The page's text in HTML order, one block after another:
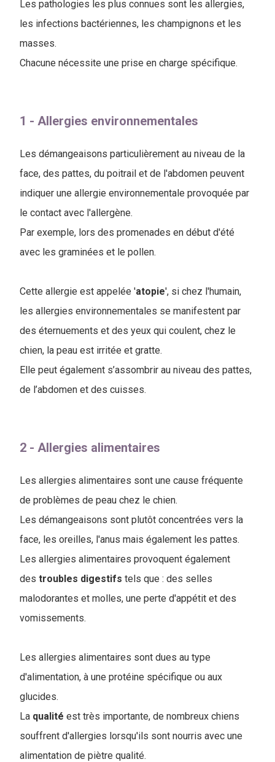
Les pathologies les plus connues sont les allergies,
les infections bactériennes, les champignons et les
masses.
Chacune nécessite une prise en charge spécifique.
1 - Allergies environnementales
Les démangeaisons particulièrement au niveau de la
face, des pattes, du poitrail et de l'abdomen peuvent
indiquer une allergie environnementale provoquée par
le contact avec l'allergène.
Par exemple, lors des promenades en début d'été
avec les graminées et le pollen.
Cette allergie est appelée 'atopie', si chez l'humain,
les allergies environnementales se manifestent par
des éternuements et des yeux qui coulent, chez le
chien, la peau est irritée et gratte.
Elle peut également s’assombrir au niveau des pattes,
de l’abdomen et des cuisses.
2 - Allergies alimentaires
Les allergies alimentaires sont une cause fréquente
de problèmes de peau chez le chien.
Les démangeaisons sont plutôt concentrées vers la
face, les oreilles, l'anus mais également les pattes.
Les allergies alimentaires provoquent également
des troubles digestifs tels que : des selles
malodorantes et molles, une perte d'appétit et des
vomissements.
Les allergies alimentaires sont dues au type
d'alimentation, à une protéine spécifique ou aux
glucides.
La qualité est très importante, de nombreux chiens
souffrent d'allergies lorsqu'ils sont nourris avec une
alimentation de piètre qualité.